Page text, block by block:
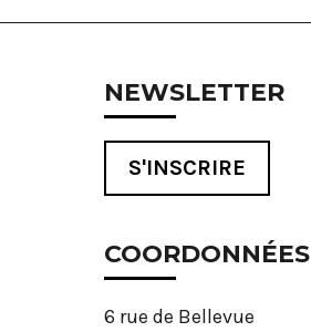
NEWSLETTER
S'INSCRIRE
COORDONNÉES
6 rue de Bellevue